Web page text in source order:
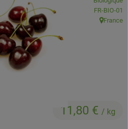
11,80 € / kg
, Autorité
FR-BIO-01
, Origine:
France